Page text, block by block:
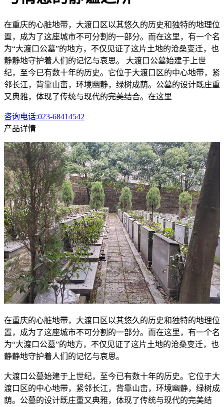
在重庆的心脏地带，大渡口区以其悠久的历史和独特的地理位
置，成为了这座城市不可分割的一部分。而在这里，有一个名
为“大渡口公墓”的地方，不仅见证了这片土地的沧桑变迁，也
静静地守护着人们的记忆与哀思。 大渡口公墓始建于上世
纪，至今已有数十年的历史。它位于大渡口区的中心地带，紧
邻长江，背靠山峦，环境幽静，绿树成荫。公墓的设计既庄重
又典雅，体现了传统与现代的完美结合。在这里
咨询电话:023-68414542
产品详情
在重庆的心脏地带，大渡口区以其悠久的历史和独特的地理位
置，成为了这座城市不可分割的一部分。而在这里，有一个名
为“大渡口公墓”的地方，不仅见证了这片土地的沧桑变迁，也
静静地守护着人们的记忆与哀思。
大渡口公墓始建于上世纪，至今已有数十年的历史。它位于大
渡口区的中心地带，紧邻长江，背靠山峦，环境幽静，绿树成
荫。公墓的设计既庄重又典雅，体现了传统与现代的完美结